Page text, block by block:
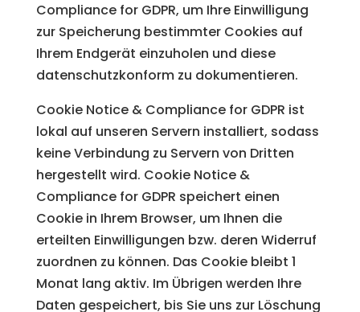
Compliance for GDPR, um Ihre Einwilligung
zur Speicherung bestimmter Cookies auf
Ihrem Endgerät einzuholen und diese
datenschutzkonform zu dokumentieren.
Cookie Notice & Compliance for GDPR ist
lokal auf unseren Servern installiert, sodass
keine Verbindung zu Servern von Dritten
hergestellt wird. Cookie Notice &
Compliance for GDPR speichert einen
Cookie in Ihrem Browser, um Ihnen die
erteilten Einwilligungen bzw. deren Widerruf
zuordnen zu können. Das Cookie bleibt 1
Monat lang aktiv. Im Übrigen werden Ihre
Daten gespeichert, bis Sie uns zur Löschung